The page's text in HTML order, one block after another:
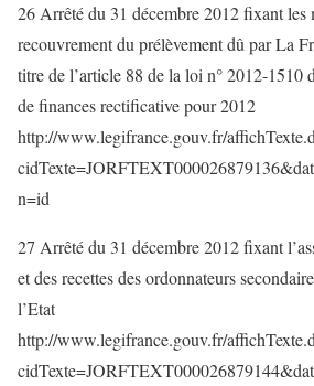
26 Arrêté du 31 décembre 2012 fixant les
recouvrement du prélèvement dû par La
titre de l’article 88 de la loi n° 2012-1510
de finances rectificative pour 2012
http://www.legifrance.gouv.fr/
n=id
27 Arrêté du 31 décembre 2012 fixant
et des recettes des ordonnateurs
l’Etat
http://www.legifrance.gouv.fr/